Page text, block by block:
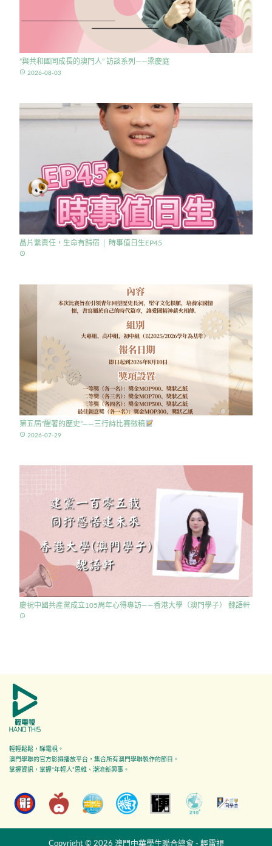
“與共和國同成長的澳門人” 訪談系列——梁慶庭
access_time 2026-08-03
晶片繫責任，生命有歸宿 │ 時事值日生EP45
access_time
第五屆”醒著的歷史”——三行詩比賽徵稿
access_time 2026-07-29
慶祝中國共產黨成立105周年心得專訪——香港大學（澳門學子） 魏語軒
access_time
輕輕鬆鬆，睇電視。
澳門學聯的官方影攝播放平台，集合所有澳門學聯製作的節目。
掌握資訊，掌握"年輕人”思維、潮流新興事。
Copyright © 2026 澳門中華學生聯合總會 - 輕電視